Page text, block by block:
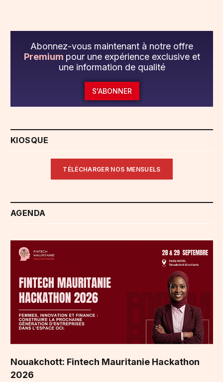
Abonnez-vous maintenant à notre offre
Premium pour une expérience exclusive et
une information de qualité
S'ABONNER
KIOSQUE
TÉLÉCHARGER NOS MENSUELS
AGENDA
Nouakchott: Fintech Mauritanie Hackathon
2026